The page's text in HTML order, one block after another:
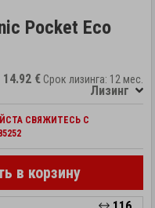
Pocket Eco
14.92 € Срок лизинга: 12 мес.
Лизинг
СВЯЖИТЕСЬ С
в корзину